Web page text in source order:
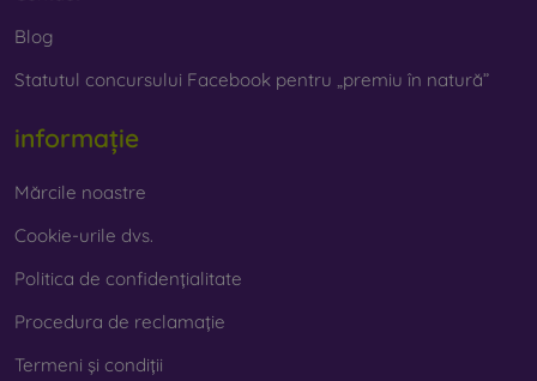
Pe magazinul nostru onlineFOONveți găsi zeci de huse
Trebuie doar să o alegeți pe cea potrivită pentru
dumneavoastră.
Blog
Statutul concursului Facebook pentru „premiu în natură”
informație
Mărcile noastre
Cookie-urile dvs.
Politica de confidențialitate
Procedura de reclamație
Termeni și condiții